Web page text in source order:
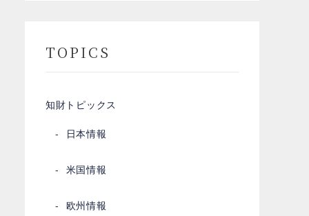
TOPICS
知財トピックス
日本情報
米国情報
欧州情報